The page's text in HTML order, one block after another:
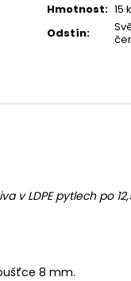
Hmotnost: 15
Odstín:
v LDPE pytlech po
8 mm.